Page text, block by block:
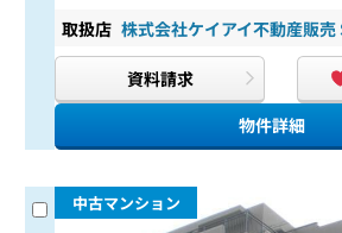
取扱店 株式会社ケイアイ不動産販
資料請求
物件詳細
中古マンション